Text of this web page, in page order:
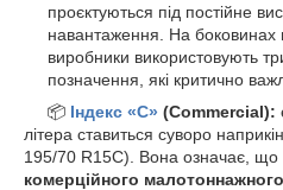
проєктуються під постійне
навантаження. На боковинах
виробники використовують
позначення, які критично
📦 Індекс «C» (Commercial):
літера ставиться суворо
195/70 R15C). Вона означає,
комерційного